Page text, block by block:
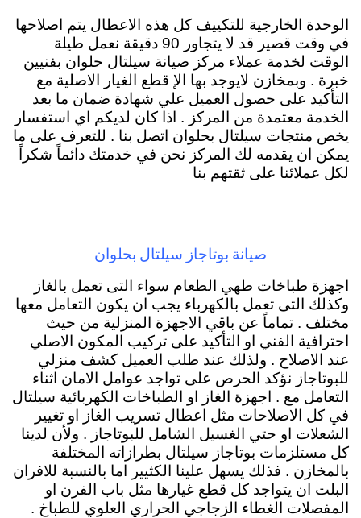
الوحدة الخارجية للتكييف كل هذه الاعطال يتم اصلاحها
في وقت قصير قد لا يتجاور 90 دقيقة نعمل طيلة
الوقت لخدمة عملاء مركز صيانة سيلتال حلوان بفنيين
خبرة . وبمخازن لايوجد بها الإ قطع الغيار الاصلية مع
التأكيد على حصول العميل علي شهادة ضمان ما بعد
الخدمة معتمدة من المركز . اذا كان لديكم اي استفسار
يخص منتجات سيلتال بحلوان اتصل بنا . للتعرف على ما
يمكن ان يقدمه لك المركز نحن في خدمتك دائماً شكراً
لكل عملائنا على ثقتهم بنا
صيانة بوتاجاز سيلتال بحلوان
اجهزة طباخات طهي الطعام سواء التى تعمل بالغاز
وكذلك التى تعمل بالكهرباء يجب ان يكون التعامل معها
مختلف . تماماً عن باقي الاجهزة المنزلية من حيث
احترافية الفني او التأكيد على تركيب المكون الاصلي
عند الاصلاح . ولذلك عند طلب العميل كشف منزلي
للبوتاجاز نؤكد الحرص على تواجد عوامل الامان اثناء
التعامل مع . اجهزة الغاز او الطباخات الكهربائية سيلتال
في كل الاصلاحات مثل اعطال تسريب الغاز او تغيير
الشعلات او حتي الغسيل الشامل للبوتاجاز . ولأن لدينا
كل مستلزمات بوتاجاز سيلتال بطرازاته المختلفة
بالمخازن . فذلك يسهل علينا الكثيير اما بالنسبة للافران
البلت ان يتواجد كل قطع غيارها مثل باب الفرن او
المفصلات الغطاء الزجاجي الحراري العلوي للطباخ .